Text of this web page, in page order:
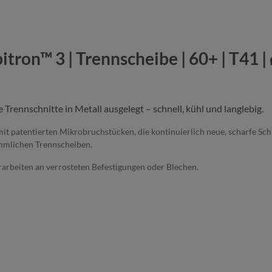
3 | Trennscheibe | 60+ | T41 |
in Metall ausgelegt – schnell, kühl und langlebig.
patentierten Mikrobruchstücken, die kontinuierlich neue, scharfe
Trennscheiben.
an verrosteten Befestigungen oder Blechen.